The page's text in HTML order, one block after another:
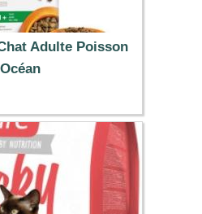
Adulte Poisson
Océan
€